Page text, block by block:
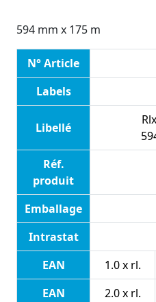
594 mm x 175 m
N° Article
Labels
Libellé
Réf.
produit
Emballage
Intrastat
EAN
1.0 x rl.
EAN
2.0 x rl.